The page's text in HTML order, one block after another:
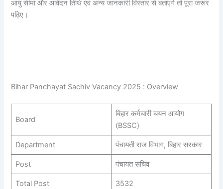
आयु सीमा और आवेदन तिथि एवं अन्य जानकारी विस्तार से बताएंगे तो पूरा जरूर
पढ़िए।
Bihar Panchayat Sachiv Vacancy 2025 : Overview
Board
बिहार कर्मचारी चयन आयोग
(BSSC)
Department पंचायती राज विभाग, बिहार सरकार
Post पंचायत सचिव
Total Post 3532